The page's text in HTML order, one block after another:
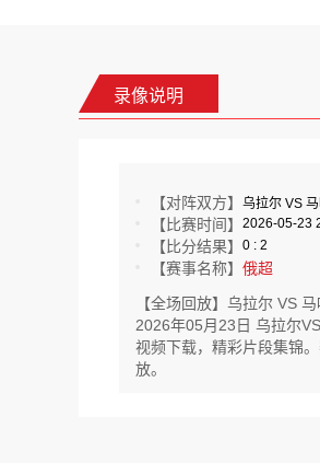
录像说明
【对阵双方】 乌拉尔 VS
【比赛时间】 2026-05-23
【比分结果】 0 : 2
【赛事名称】 俄超
【全场回放】乌拉尔 VS
2026年05月23日 乌拉尔
视频下载，精彩片段集锦
放。